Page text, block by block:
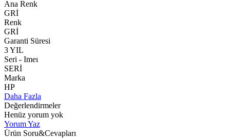
Ana Renk
GRİ
Renk
GRİ
Garanti Süresi
3 YIL
Seri - Imeı
SERİ
Marka
HP
Daha Fazla
Değerlendirmeler
Henüz yorum yok
Yorum Yaz
Ürün Soru&Cevapları